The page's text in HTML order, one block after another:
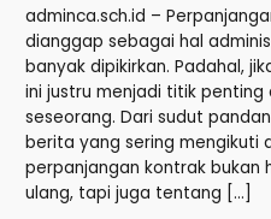
adminca.sch.id –
dianggap sebagai hal
banyak dipikirkan. Padahal,
ini justru menjadi titik
seseorang. Dari sudut
berita yang sering mengikuti
perpanjangan kontrak bukan
ulang, tapi juga tentang […]